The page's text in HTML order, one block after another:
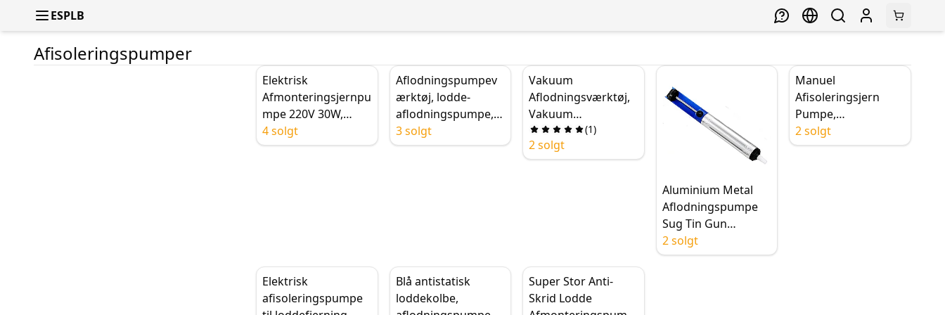
ESPLB
Afisoleringspumper
Elektrisk
Afmonteringsjernpu
mpe 220V 30W,
Dobbeltanvendelig
Elektrisk
4 solgt
Aflodningspumpev
ærktøj, lodde-
aflodningspumpe,
150 mm
sølvaluminium med
3 solgt
Vakuum
Aflodningsværktøj,
Vakuum
Aflodningspistol,
Kraftig
Aflodningspumpe,
(1)
2 solgt
Aluminium Metal
Aflodningspumpe
Sug Tin Gun
Lodning Sugekop
Pen Fjern Vakuum
2 solgt
Manuel
Afisoleringsjern
Pumpe,
Afisoleringspumpep
istol Loddekolbe,
2 solgt
Elektrisk
afisoleringspumpe
Blå antistatisk
loddekolbe,
Super Stor Anti-
Skrid Lodde